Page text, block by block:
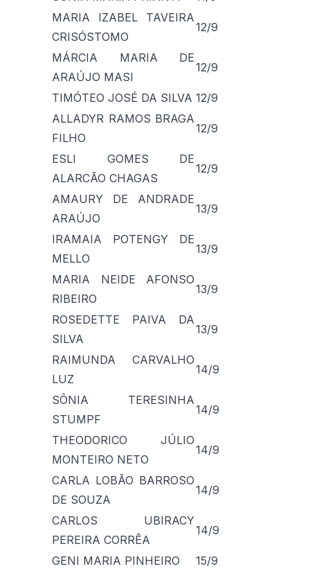
MARIA IZABEL TAVEIRA
CRISÓSTOMO
12/9
MÁRCIA MARIA DE
ARAÚJO MASI
12/9
TIMÓTEO JOSÉ DA SILVA 12/9
ALLADYR RAMOS BRAGA
FILHO
12/9
ESLI GOMES DE
ALARCÃO CHAGAS
12/9
AMAURY DE ANDRADE
ARAÚJO
13/9
IRAMAIA POTENGY DE
MELLO
13/9
MARIA NEIDE AFONSO
RIBEIRO
13/9
ROSEDETTE PAIVA DA
SILVA
13/9
RAIMUNDA CARVALHO
LUZ
14/9
SÔNIA TERESINHA
STUMPF
14/9
THEODORICO JÚLIO
MONTEIRO NETO
14/9
CARLA LOBÃO BARROSO
DE SOUZA
14/9
CARLOS UBIRACY
PEREIRA CORRÊA
14/9
GENI MARIA PINHEIRO
15/9